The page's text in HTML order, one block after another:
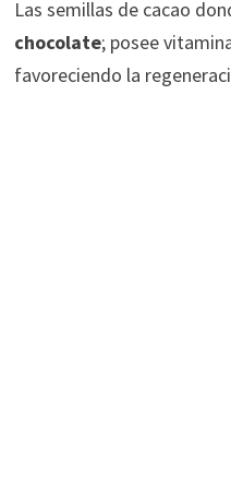
Las semillas de cacao
chocolate; posee
favoreciendo la